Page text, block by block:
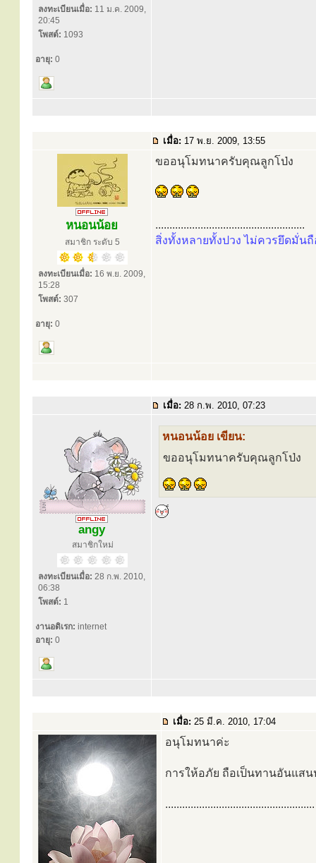
ลงทะเบียนเมื่อ: 11 ม.ค. 2009,
20:45
โพสต์: 1093
อายุ: 0
เมื่อ: 17 พ.ย. 2009, 13:55
หนอนน้อย
สมาชิก ระดับ 5
ลงทะเบียนเมื่อ: 16 พ.ย. 2009,
15:28
โพสต์: 307
อายุ: 0
ขออนุโมทนาครับคุณลูกโป่ง
.....................................................
สิ่งทั้งหลายทั้งปวง ไม่ควรยึดมั่น
เมื่อ: 28 ก.พ. 2010, 07:23
angy
สมาชิกใหม่
ลงทะเบียนเมื่อ: 28 ก.พ. 2010,
06:38
โพสต์: 1
งานอดิเรก: internet
อายุ: 0
หนอนน้อย เขียน:
ขออนุโมทนาครับคุณลูกโป่ง
เมื่อ: 25 มี.ค. 2010, 17:04
อนุโมทนาค่ะ
การให้อภัย ถือเป็นทานอันแสน
.....................................................